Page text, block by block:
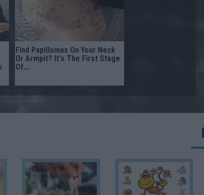
Find Papillomas On Your Neck
Or Armpit? It's The First Stage
Of...